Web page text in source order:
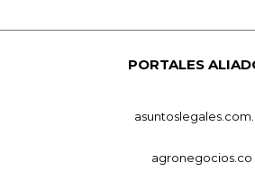
PORTALES
agronegocios.co